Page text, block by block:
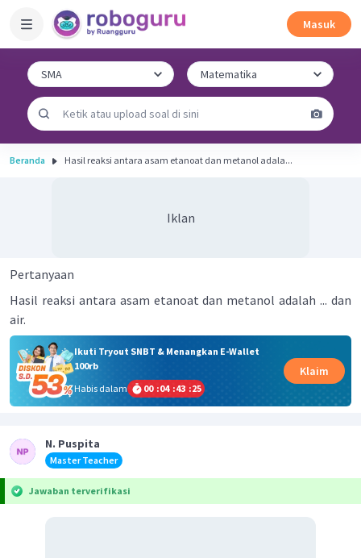
Masuk
Beranda Hasil reaksi antara asam etanoat dan metanol adala...
Iklan
Pertanyaan
Hasil reaksi antara asam etanoat dan metanol adalah ... dan
air.
Ikuti Tryout SNBT & Menangkan E-Wallet
100rb
Habis dalam
00 :04 :43 :25
Klaim
N. Puspita
Master Teacher
Jawaban terverifikasi